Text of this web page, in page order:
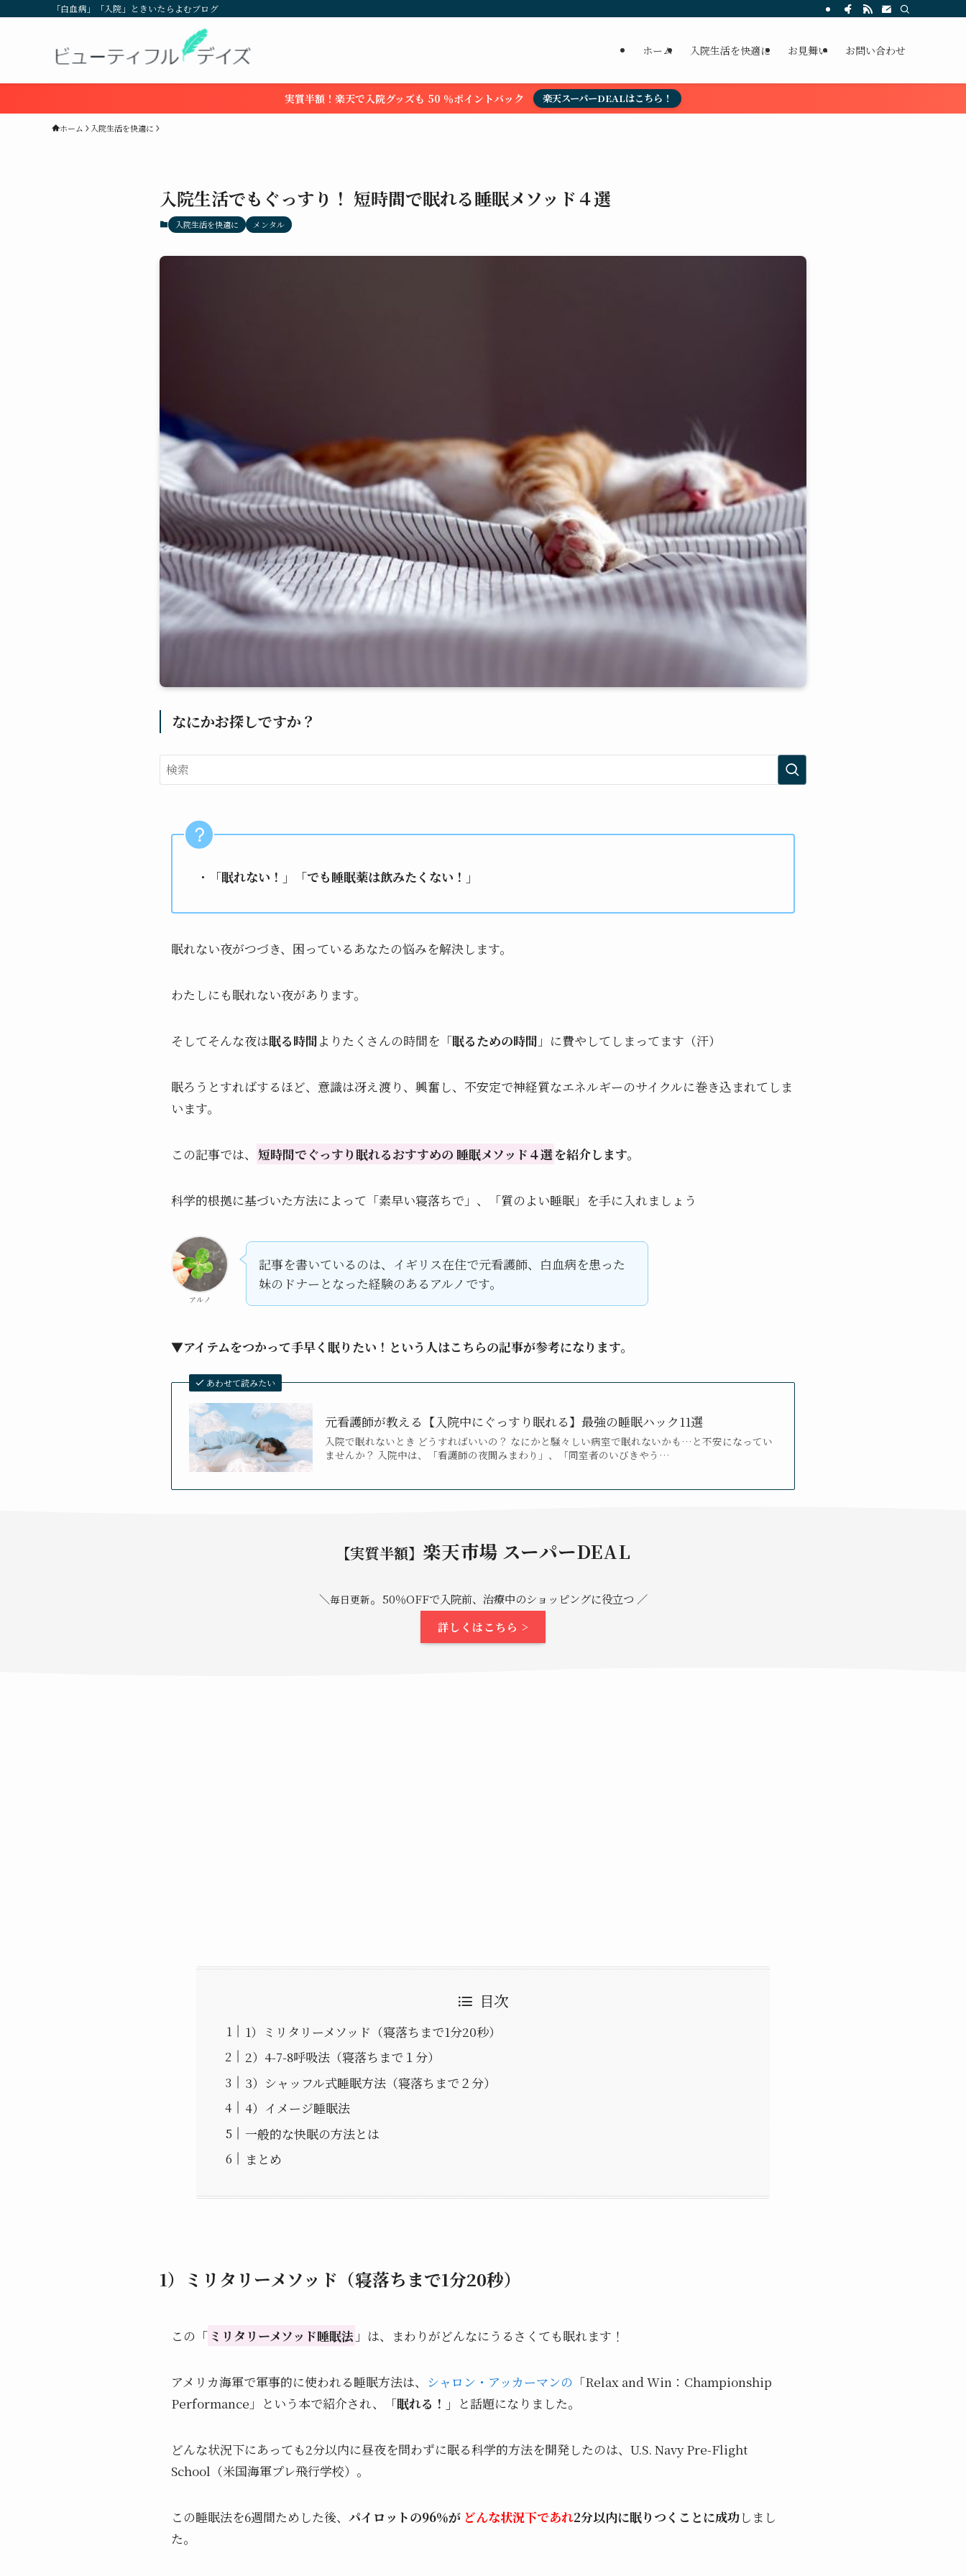
「白血病」「入院」ときいたらよむブログ
ホーム 入院生活を快適に お見舞い お問い合わせ
実質半額！楽天で入院グッズも 50 ％ポイントバック 楽天スーパーDEALはこちら！
ホーム 入院生活を快適に
入院生活でもぐっすり！ 短時間で眠れる睡眠メソッド４選
入院生活を快適に メンタル
なにかお探しですか？
・ 「眠れない！」「でも睡眠薬は飲みたくない！」
眠れない夜がつづき、困っているあなたの悩みを解決します。
わたしにも眠れない夜があります。
そしてそんな夜は眠る時間よりたくさんの時間を「眠るための時間 」に費やしてしまってます（汗）
眠ろうとすればするほど、意識は冴え渡り、興奮し、不安定で神経質なエネルギーのサイクルに巻き込まれてしま
います。
この記事では、 短時間でぐっすり眠れるおすすめの 睡眠メソッド４選を紹介します。
科学的根拠に基づいた方法によって「素早い寝落ちで」、「質のよい睡眠」を手に入れましょう
アルノ
記事を書いているのは、イギリス在住で元看護師、白血病を患った
妹のドナーとなった経験のあるアルノです。
▼アイテムをつかって手早く眠りたい！という人はこちらの記事が参考になります。
あわせて読みたい
元看護師が教える【入院中にぐっすり眠れる】最強の睡眠ハック11選
入院で眠れないとき どうすればいいの？ なにかと騒々しい病室で眠れないかも…と不安になってい
ませんか？ 入院中は、「看護師の夜間みまわり」、「同室者のいびきやう…
【実質半額】 楽天市場 スーパーDEAL
＼毎日更新。 50％OFFで入院前、治療中のショッピングに役立つ ／
詳しくはこちら >
目次
1）ミリタリーメソッド（寝落ちまで1分20秒）
2）4-7-8呼吸法（寝落ちまで１分）
3）シャッフル式睡眠方法（寝落ちまで２分）
4）イメージ睡眠法
一般的な快眠の方法とは
まとめ
1）ミリタリーメソッド（寝落ちまで1分20秒）
この「 ミリタリーメソッド睡眠法 」は、まわりがどんなにうるさくても眠れます！
アメリカ海軍で軍事的に使われる睡眠方法は、 シャロン・アッカーマンの 「Relax and Win：Championship
Performance」という本で紹介され、
「眠れる！」 と話題になりました。
どんな状況下にあっても2分以内に昼夜を問わずに眠る科学的方法を開発したのは、U.S. Navy Pre-Flight
School（米国海軍プレ飛行学校）。
この睡眠法を6週間ためした後、 パイロットの96％が どんな状況下であれ2分以内に眠りつくことに成功しまし
た。